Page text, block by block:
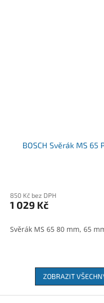
BOSCH Svěrák MS
850 Kč bez DPH
1 029 Kč
Svěrák MS 65 80 mm, 65
ZOBRAZIT